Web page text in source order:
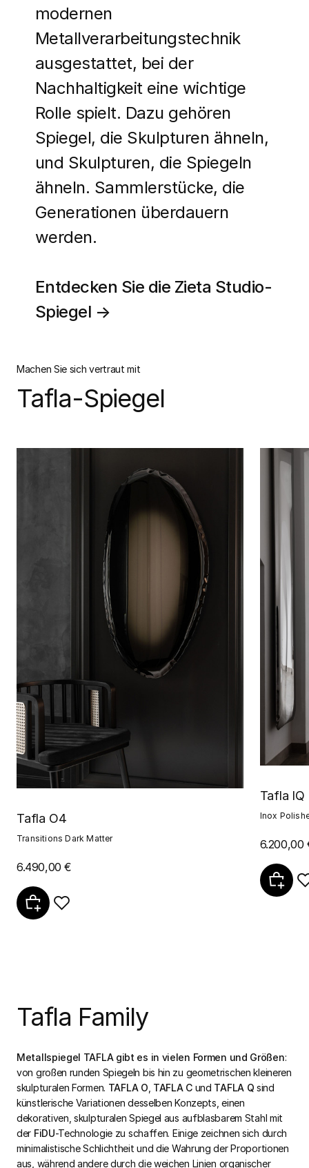
modernen
Metallverarbeitungstechnik
ausgestattet, bei der
Nachhaltigkeit eine wichtige
Rolle spielt. Dazu gehören
Spiegel, die Skulpturen ähneln,
und Skulpturen, die Spiegeln
ähneln. Sammlerstücke, die
Generationen überdauern
werden.
Entdecken Sie die Zieta Studio-
Spiegel →
Machen Sie sich vertraut mit
Tafla-Spiegel
Tafla O4
Transitions Dark Matter
6.490,00 €
Tafla IQ
Inox
6.200,00
Tafla Family
Metallspiegel TAFLA gibt es in vielen Formen und Größen:
von großen runden Spiegeln bis hin zu geometrischen kleineren
skulpturalen Formen. TAFLA O TAFLA Cund TAFLA Q sind
künstlerische Variationen desselben Konzepts, einen
dekorativen, skulpturalen Spiegel aus aufblasbarem Stahl mit
der FiDU-Technologie zu schaffen. Einige zeichnen sich durch
minimalistische Schlichtheit und die Wahrung der Proportionen
aus, während andere durch die weichen Linien organischer